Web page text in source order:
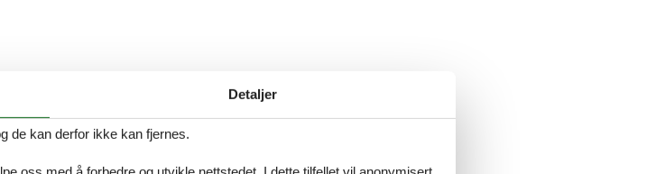
Detaljer
de kan derfor ikke kan fjernes.